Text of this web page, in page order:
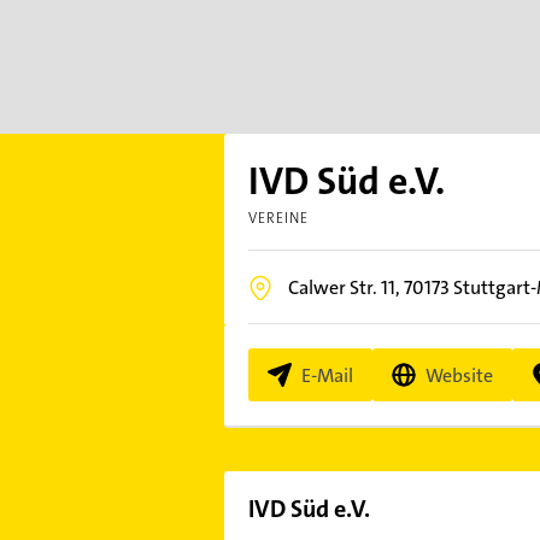
IVD Süd e.V.
VEREINE
Calwer Str. 11,70173
E-Mail Website
IVD Süd e.V.